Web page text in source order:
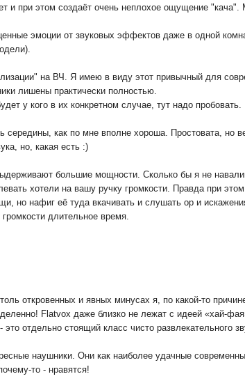
и при этом создаёт очень неплохое ощущение
эмоции от звуковых эффектов даже в одной
на ВЧ. Я имею в виду этот привычный для
лишены практически полностью.
у кого в их конкретном случае, тут надо пробовать.
как по мне вполне хороша. Простовата, но
но, какая есть :)
большие мощности. Сколько бы я не
хотели на вашу ручку громкости. Правда при
но нафиг её туда вкачивать и слушать ор и
длительное время.
откровенных и явных минусах я, по какой-то
Flatvox даже близко не лежат с идеей «хай-
отдельно стоящий класс чисто развлекательного
наушники. Они как наиболее удачные
то - нравятся!